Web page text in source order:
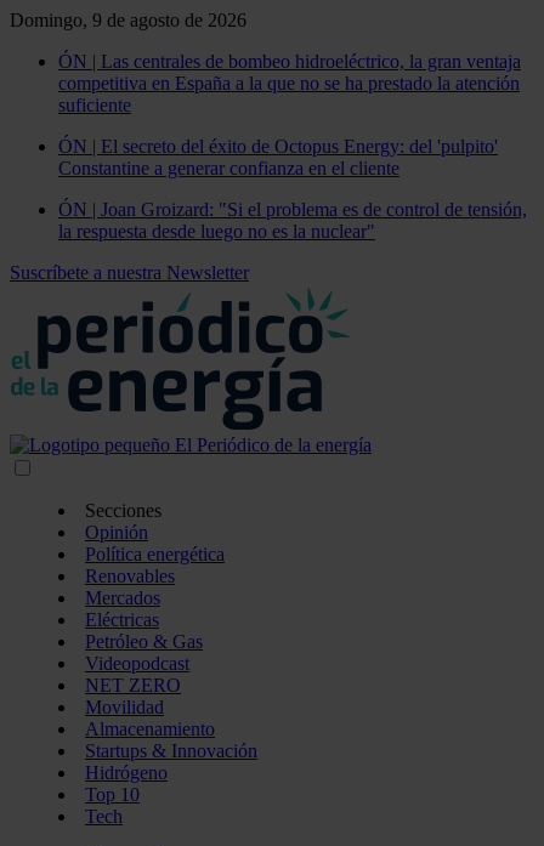
Domingo, 9 de agosto de 2026
ÓN | Las centrales de bombeo hidroeléctrico, la gran ventaja
competitiva en España a la que no se ha prestado la atención
suficiente
ÓN | El secreto del éxito de Octopus Energy: del 'pulpito'
Constantine a generar confianza en el cliente
ÓN | Joan Groizard: "Si el problema es de control de tensión,
la respuesta desde luego no es la nuclear"
Suscríbete a nuestra Newsletter
Secciones
Opinión
Política energética
Renovables
Mercados
Eléctricas
Petróleo & Gas
Videopodcast
NET ZERO
Movilidad
Almacenamiento
Startups & Innovación
Hidrógeno
Top 10
Tech